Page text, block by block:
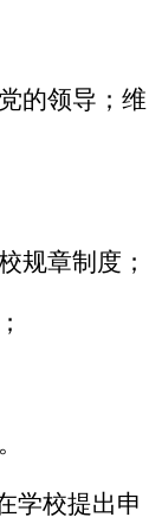
的领导；维
规章制度；
学校提出申